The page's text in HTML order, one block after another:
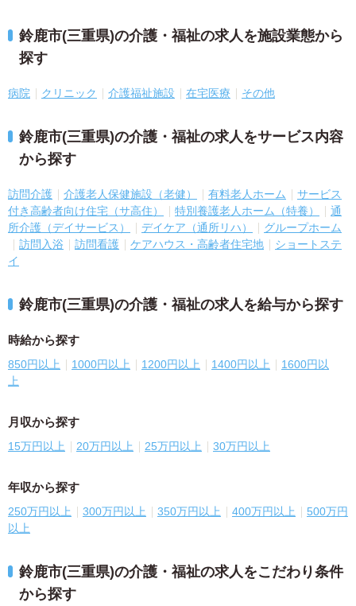
鈴鹿市(三重県)の介護・福祉の求人を施設業態から
探す
病院 クリニック 介護福祉施設 在宅医療 その他
鈴鹿市(三重県)の介護・福祉の求人をサービス内容
から探す
訪問介護 介護老人保健施設（老健） 有料老人ホーム
サービス
付き高齢者向け住宅（サ高住）
特別養護老人ホーム（特養）
通
所介護（デイサービス）
デイケア（通所リハ）
グループホーム
訪問入浴
訪問看護 ケアハウス・高齢者住宅地
ショートステ
イ
鈴鹿市(三重県)の介護・福祉の求人を給与から探す
時給から探す
850円以上 1000円以上 1200円以上 1400円以上
1600円以
上
月収から探す
15万円以上 20万円以上 25万円以上 30万円以上
年収から探す
250万円以上 300万円以上 350万円以上 400万円以上
500万円
以上
鈴鹿市(三重県)の介護・福祉の求人をこだわり条件
から探す